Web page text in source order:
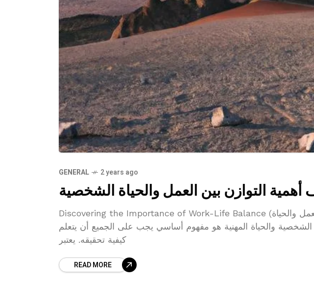
GENERAL 2 years ago
التوازن بين العمل والحياة الشخصية
Discovering the Importance​ of Work-Life Balance (كتشف أهمية التوازن بين العمل والحياة
الشخصية والحياة المهنية هو مفهوم أساسي ⁢يجب ‌على الجميع أن يتعلم
كيفية تحقيقه. يعتبر
READ MORE